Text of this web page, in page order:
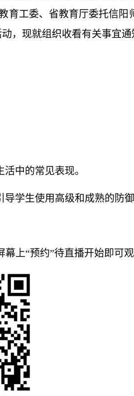
育工委、省教育厅委托信阳
现就组织收看有关事宜通
中的常见表现。
学生使用高级和成熟的防御
上“预约”待直播开始即可观